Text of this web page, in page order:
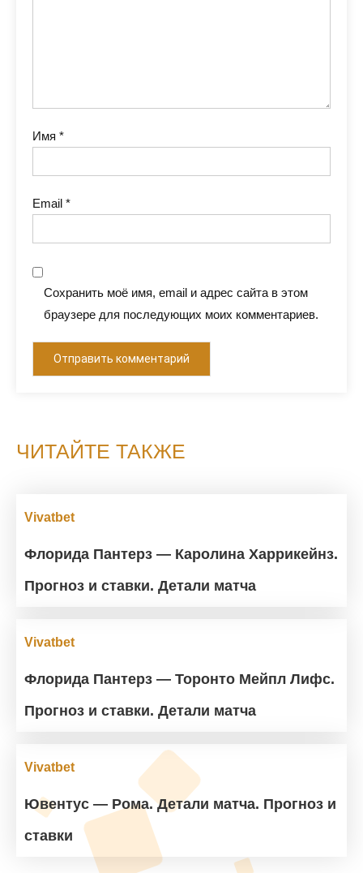
Имя *
Email *
Сохранить моё имя, email и адрес сайта в этом
браузере для последующих моих комментариев.
ЧИТАЙТЕ ТАКЖЕ
Vivatbet
Флорида Пантерз — Каролина Харрикейнз.
Прогноз и ставки. Детали матча
Vivatbet
Флорида Пантерз — Торонто Мейпл Лифс.
Прогноз и ставки. Детали матча
Vivatbet
Ювентус — Рома. Детали матча. Прогноз и
ставки